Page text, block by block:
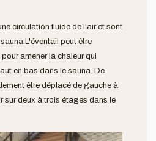
circulation fluide de l'air et sont
peut être
amener la chaleur qui
en bas dans le sauna. De
être déplacé de gauche à
sur deux à trois étages dans le